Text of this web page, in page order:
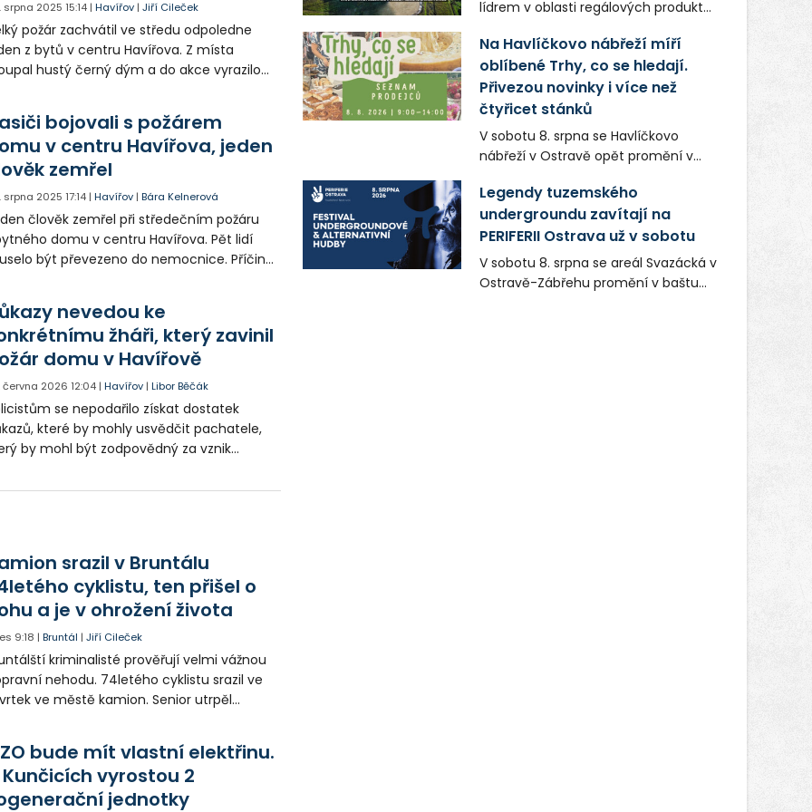
srpna 2025 15:14 |Havířov |Jiří Cileček
požár zachvátil ve středu odpoledne
z bytů v centru Havířova. Z místa
hustý černý dým a do akce vyrazilo
hasiči našli jednoho mrtvého
bojovali s požárem
v centru Havířova, jeden
zemřel
srpna 2025 17:14 |Havířov |Bára Kelnerová
člověk zemřel při středečním požáru
domu v centru Havířova. Pět lidí
být převezeno do nemocnice. Příčina
nevedou ke
žháři, který zavinil
domu v Havířově
června 2026 12:04 |Havířov |Libor Běčák
se nepodařilo získat dostatek
které by mohly usvědčit pachatele,
by mohl být zodpovědný za vznik
Vyšetřování bylo proto odloženo.
srazil v Bruntálu
cyklistu, ten přišel o
a je v ohrožení života
9:18 |Bruntál |Jiří Cileček
kriminalisté prověřují velmi vážnou
nehodu. 74letého cyklistu srazil ve
ve městě kamion. Senior utrpěl
případné svědky.
bude mít vlastní elektřinu.
Kunčicích vyrostou 2
jednotky
lídrem v oblasti regálových produktů
zaměstnavatelem na Karvinsku a
firmou s obrovským potenciálem.
Na Havlíčkovo nábřeží míří
oblíbené Trhy, co se hledají.
Přivezou novinky i více než
čtyřicet stánků
V sobotu 8. srpna se Havlíčkovo
nábřeží v Ostravě opět promění v
lokálních výrobků. Trhy, co se hledají
tentokrát nabídnou více než čtyřicet
pečlivě vybraných stánků s kvalitní
gastronomií, farmářskými produkty,
designem i řemeslnou tvorbou.
Návštěvníci se mohou těšit nejen na
Legendy tuzemského
undergroundu zavítají na
PERIFERII Ostrava už v sobotu
V sobotu 8. srpna se areál Svazácká v
Ostravě-Zábřehu promění v baštu